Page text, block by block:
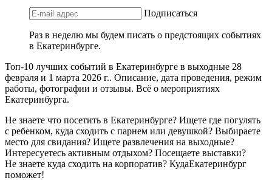
Подписаться
Раз в неделю мы будем писать о предстоящих событиях
в Екатеринбурге.
Топ-10 лучших событий в Екатеринбурге в выходные 28
февраля и 1 марта 2026 г.. Описание, дата проведения, режим
работы, фотографии и отзывы. Всё о мероприятиях
Екатеринбурга.
Не знаете что посетить в Екатеринбурге? Ищете где погулять
с ребенком, куда сходить с парнем или девушкой? Выбираете
место для свидания? Ищете развлечения на выходные?
Интересуетесь активным отдыхом? Посещаете выставки?
Не знаете куда сходить на корпоратив? КудаЕкатеринбург
поможет!